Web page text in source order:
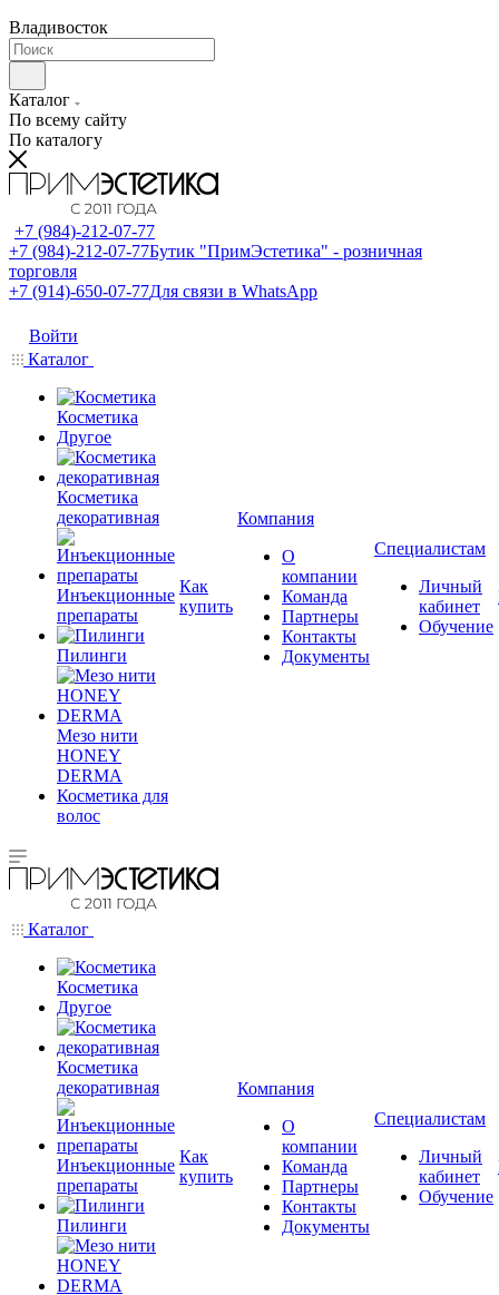
Владивосток
Каталог
По всему сайту
По каталогу
+7 (984)-212-07-77
+7 (984)-212-07-77Бутик "ПримЭстетика" - розничная
торговля
+7 (914)-650-07-77Для связи в WhatsApp
Войти
Каталог
Косметика
Другое
Косметика
декоративная
Инъекционные
препараты
Пилинги
Мезо нити
HONEY
DERMA
Косметика для
волос
Как
купить
Компания
О
компании
Команда
Партнеры
Контакты
Документы
Специалистам
Личный
кабинет
Обучение
Каталог
Косметика
Другое
Косметика
декоративная
Инъекционные
препараты
Пилинги
Как
купить
Компания
О
компании
Команда
Партнеры
Контакты
Документы
Специалистам
Личный
кабинет
Обучение